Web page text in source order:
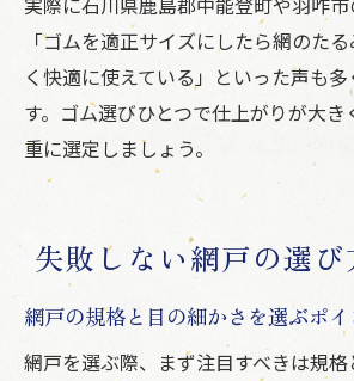
「ゴムを適正サイズにしたら網のた
く快適に使えている」といった声も
す。ゴム選びひとつで仕上がりが大
重に選定しましょう。
失敗しない網戸の選
網戸の規格と目の細かさを選ぶポ
網戸を選ぶ際、まず注目すべきは規